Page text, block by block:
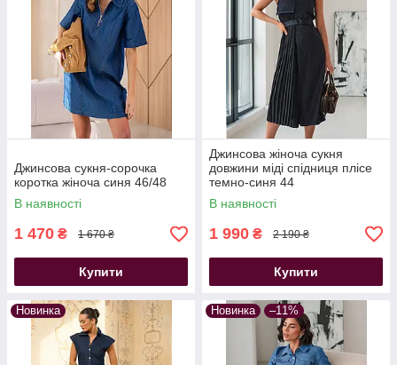
Джинсова сукня-сорочка
коротка жіноча синя 46/48
В наявності
1 470 ₴ 1 670 ₴
Купити
Джинсова жіноча сукня
довжини міді спідниця плісе
темно-синя 44
В наявності
1 990 ₴ 2 190 ₴
Купити
Новинка Новинка –11%